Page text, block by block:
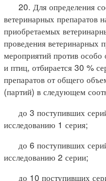
20. Для определения
ветеринарных препаратов
приобретаемых
проведения ветеринарных
мероприятий против
и птиц, отбирается 30 %
препаратов от общего
(партий) в следующем
до 3 поступивших
исследованию 1 серия;
до 6 поступивших
исследованию 2 серии;
до 10 поступивших